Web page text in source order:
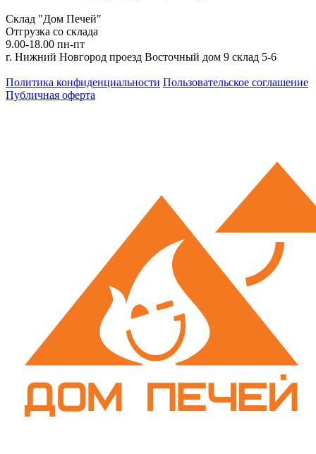
Склад "Дом Печей"
Отгрузка со склада
9.00-18.00 пн-пт
г. Нижний Новгород проезд Восточный дом 9 склад 5-6
Политика конфиденциальности Пользовательское соглашение
Публичная оферта